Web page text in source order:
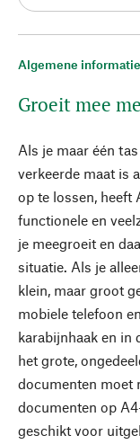
Algemene informatie
Groeit mee
Als je maar één
verkeerde maat is
op te lossen, heeft
functionele en
je meegroeit en
situatie. Als je
klein, maar groot
mobiele telefoon
karabijnhaak en in
het grote,
documenten moet
documenten op
geschikt voor